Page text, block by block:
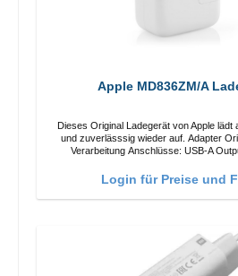
Apple MD836ZM/A
Dieses Original Ladegerät von Apple lädt
und zuverlässsig wieder auf. Adapter Original Apple Hochwertige
Login für Preise und